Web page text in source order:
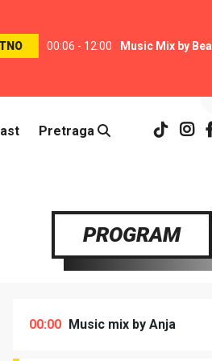
00:06 - 12:00 Music Mix by Bea
Pretraga
PROGRAM
00:00 Music mix by Anja